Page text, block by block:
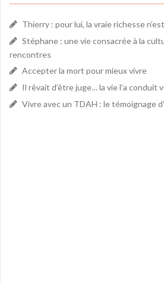
Thierry : pour lui, la vraie richesse
Stéphane : une vie consacrée à la
rencontres
Accepter la mort pour mieux vivre
Il rêvait d’être juge… la vie l’a conduit
Vivre avec un TDAH : le témoignage